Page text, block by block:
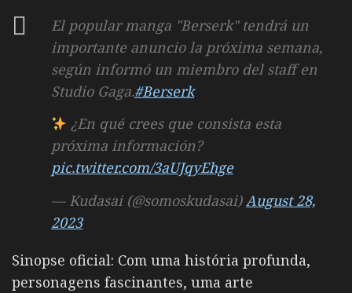
El popular manga "Berserk" tendrá un
importante anuncio la próxima semana,
según informó un miembro del staff en
Studio Gaga.#Berserk
¿En qué crees que consista esta
próxima información?
pic.twitter.com/3aUJqyEhge
— Kudasai (@somoskudasai) August 28,
2023
Sinopse oficial: Com uma história profunda,
personagens fascinantes, uma arte